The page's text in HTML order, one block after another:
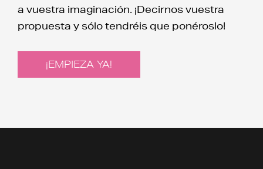
a vuestra imaginación. ¡Decirnos vuestra
propuesta y sólo tendréis que ponéroslo!
¡EMPIEZA YA!